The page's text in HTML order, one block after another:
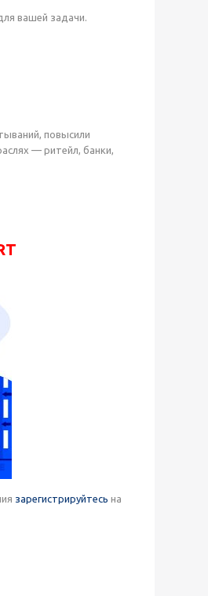
вашей задачи.
повысили
— ритейл, банки,
зарегистрируйтесь на